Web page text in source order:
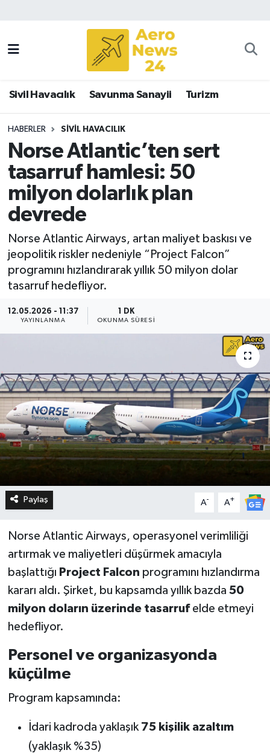
Sivil Havacılık Savunma Sanayii Turizm
HABERLER SIVIL HAVACILIK
Norse Atlantic’ten sert
tasarruf hamlesi: 50
milyon dolarlık plan
devrede
Norse Atlantic Airways, artan maliyet baskısı ve
jeopolitik riskler nedeniyle “Project Falcon”
programını hızlandırarak yıllık 50 milyon dolar
tasarruf hedefliyor.
12.05.2026 - 11:37
YAYINLANMA
1 DK
OKUNMA SÜRESI
Paylaş A- A+
Norse Atlantic Airways, operasyonel verimliliği
artırmak ve maliyetleri düşürmek amacıyla
başlattığı Project Falcon programını hızlandırma
kararı aldı. Şirket, bu kapsamda yıllık bazda 50
milyon doların üzerinde tasarrufelde etmeyi
hedefliyor.
Personel ve organizasyonda
küçülme
Program kapsamında:
İdari kadroda yaklaşık 75 kişilik azaltım
(yaklaşık %35)